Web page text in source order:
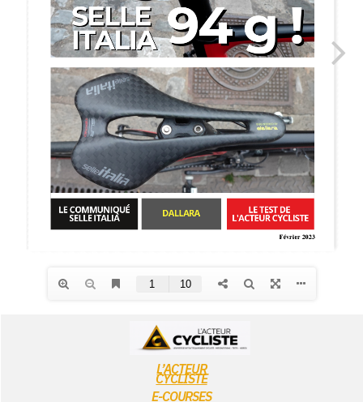
L’ACTEUR
CYCLISTE
E-COURSES